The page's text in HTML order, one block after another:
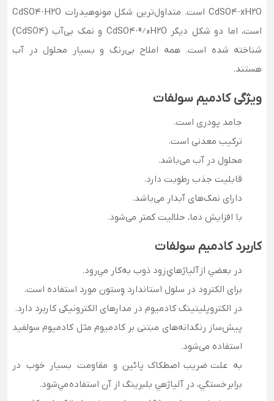
CdSO4·xH2O است. متداول‌ترین شکل مونوهیدرات CdSO4·H2O
است، اما دو شکل دیگر CdSO4·8⁄3H2O و نمک بی‌آب (CdSO4)
شناخته شده است. همه املاح بی‌رنگ و بسیار محلول در آب
هستند.
ویژگی کادمیم سولفات
جامد پودری است.
ترکیب معدنی است.
محلول در آب می‌باشد.
قابلیت جذب رطوبت دارد.
دارای نمک‌های آبدار می‌باشد.
با افزایش دما، حلالیت کمتر می‌شود.
کاربرد کادمیم سولفات
در بعضي از آلياژهاي زود ذوب به‌کار مي‌رود.
برای الکترود در سلول استاندارد وِستون مورد استفاده است.
در الکتروپلیتینگ کادمیوم در مدارهای الکترونیکی کاربرد دارد.
پیش‌ساز رنگدانه‌های مبتنی بر کادمیوم مثل کادمیوم سولفید
استفاده می‌شود.
به علت ضريب اصطکاک پائين و مقاومت بسيار خوب در
برابر خستگي، در آلياژهي بلبرينگ از آن استفاده مي‌شود.